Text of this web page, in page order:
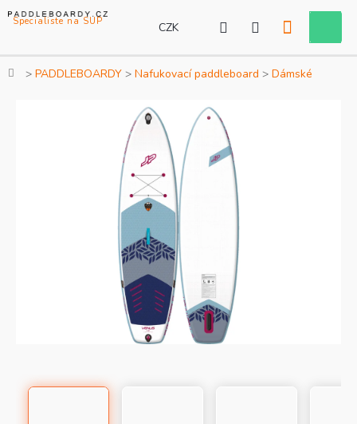
na
CZK
košík
Domů
PADDLEBOARDY Nafukovací paddleboard Dámské